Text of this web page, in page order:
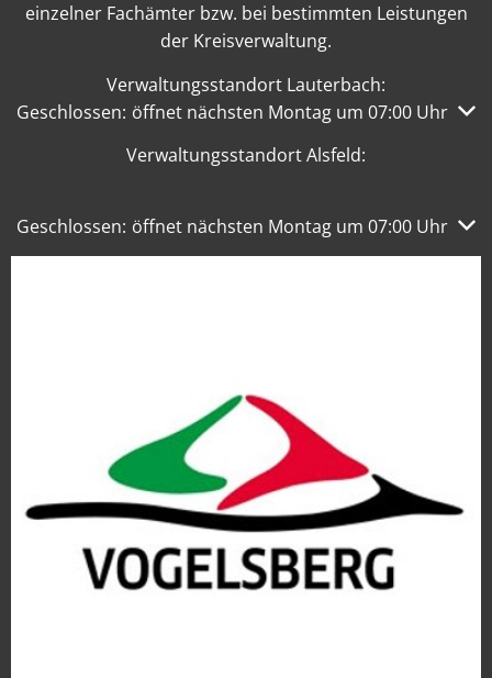
einzelner Fachämter bzw. bei bestimmten Leistungen
der Kreisverwaltung.
Verwaltungsstandort Lauterbach:
Klicken, um weitere Öffnungs- oder Schließzeiten
Geschlossen: öffnet nächsten Montag um 07:00 Uhr
Verwaltungsstandort Alsfeld:
Klicken, um weitere Öffnungs- oder Schließzeiten
Geschlossen: öffnet nächsten Montag um 07:00 Uhr